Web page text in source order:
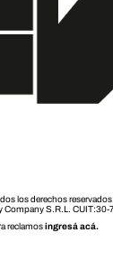
los derechos reservados.
reclamosingresá acá.